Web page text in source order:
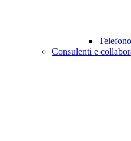
Consulenti e